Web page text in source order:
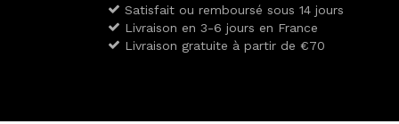
Satisfait ou remboursé sous 14 jours
Livraison en 3-6 jours en France
Livraison gratuite à partir de €70